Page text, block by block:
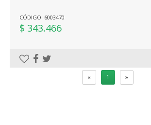
CÓDIGO: 6003470
$ 343.466
« 1 »